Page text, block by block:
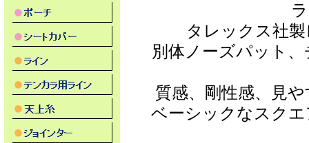
タレックス社
別体ノーズパット
質感、剛性感、見
ベーシックなスク